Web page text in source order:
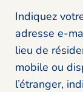
Indiquez
adresse e-
lieu de
mobile ou
l’étranger,